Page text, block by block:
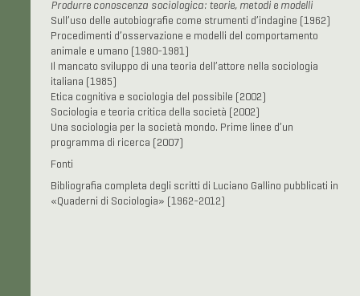
Produrre conoscenza sociologica: teorie, metodi e modelli
Sull’uso delle autobiografie come strumenti d’indagine (1962)
Procedimenti d’osservazione e modelli del comportamento
animale e umano (1980-1981)
Il mancato sviluppo di una teoria dell’attore nella sociologia
italiana (1985)
Etica cognitiva e sociologia del possibile (2002)
Sociologia e teoria critica della società (2002)
Una sociologia per la società mondo. Prime linee d’un
programma di ricerca (2007)
Fonti
Bibliografia completa degli scritti di Luciano Gallino pubblicati in
«Quaderni di Sociologia» (1962-2012)